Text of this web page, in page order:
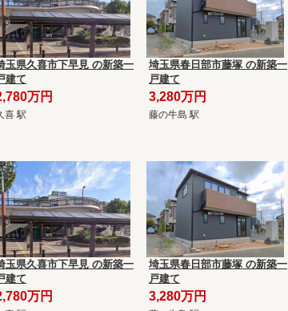
玉県久喜市下早見 の新築一
建て
万円
喜 駅
埼玉県春日部市藤塚 の新築一
戸建て
3,280万円
藤の牛島 駅
玉県久喜市下早見 の新築一
建て
万円
埼玉県春日部市藤塚 の新築一
戸建て
3,280万円